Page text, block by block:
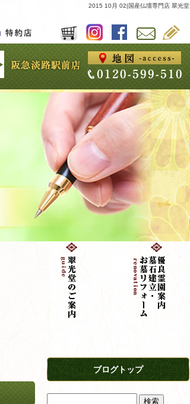
2015 10月 02|国産仏壇専門店 翠光堂
ブログトップ